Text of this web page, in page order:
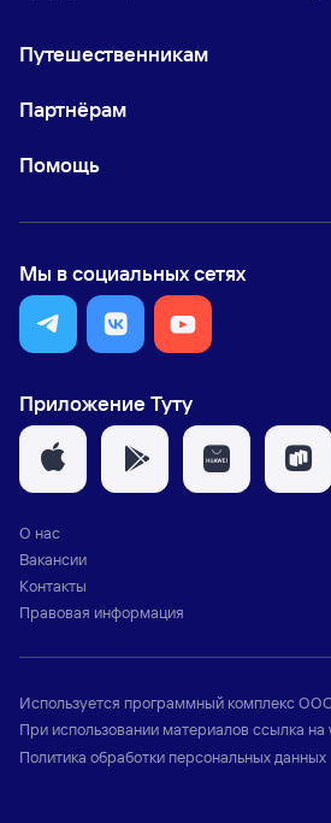
Путешественникам
Партнёрам
Помощь
Мы в социальных сетях
Приложение Туту
О нас
Вакансии
Контакты
Правовая информация
Используется программный комплексООО
При использовании материалов ссылка на
Политика обработки персональных данных